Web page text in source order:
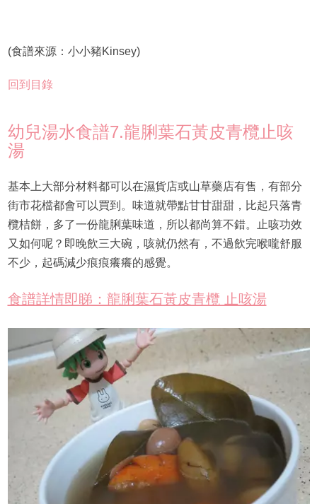
(食譜來源：小小豬Kinsey)
回到目錄
幼兒湯水食譜7.龍脷葉石黃皮青欖止咳
湯
基本上大部分材料都可以在濕貨店或山草藥店有售，有部分
街市花檔都會可以買到。味道就帶點甘甘甜甜，比起只落青
欖桔餅，多了一份龍脷葉味道，所以都尚算不錯。止咳功效
又如何呢？即晚飲三大碗，咳就仍然有，不過飲完喉嚨舒服
不少，起碼減少痕痕癢癢的感覺。
食譜詳情即睇：龍脷葉石黃皮青欖 止咳湯